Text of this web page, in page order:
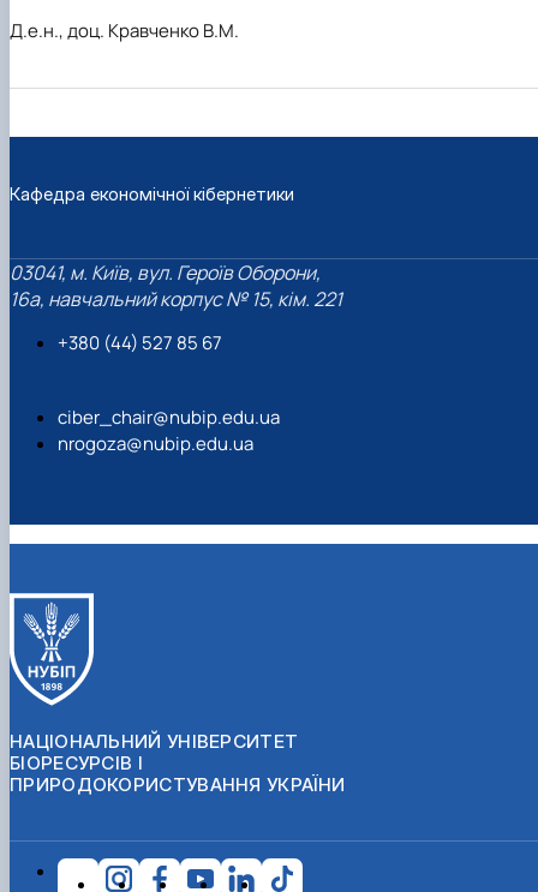
Д.е.н., доц. Кравченко В.М.
Кафедра економічної кібернетики
03041, м. Київ, вул. Героїв Оборони,
16а, навчальний корпус № 15, кім. 221
+380 (44) 527 85 67‬
ciber_chair@nubip.edu.ua
nrogoza@nubip.edu.ua
НАЦІОНАЛЬНИЙ УНІВЕРСИТЕТ
БІОРЕСУРСІВ І
ПРИРОДОКОРИСТУВАННЯ УКРАЇНИ